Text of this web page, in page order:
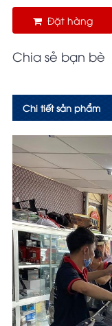
Đặt hàng
Chia sẻ bạn bè
Chi tiết sản phẩm